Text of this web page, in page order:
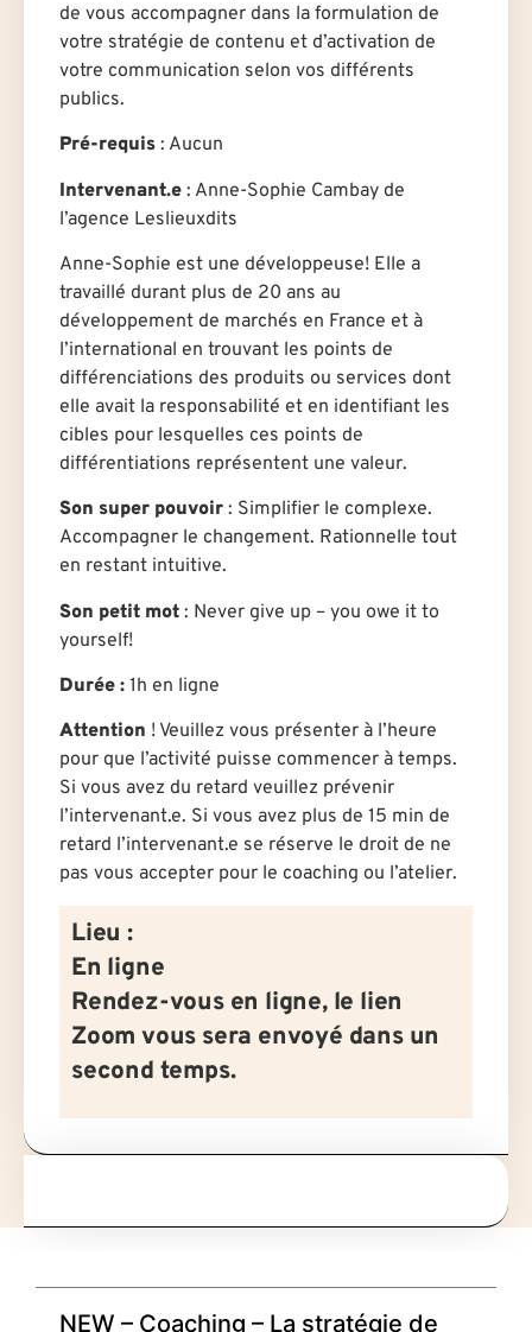
de vous accompagner dans la formulation de
votre stratégie de contenu et d’activation de
votre communication selon vos différents
publics.
Pré-requis : Aucun
Intervenant.e : Anne-Sophie Cambay de
l’agence Leslieuxdits
Anne-Sophie est une développeuse! Elle a
travaillé durant plus de 20 ans au
développement de marchés en France et à
l’international en trouvant les points de
différenciations des produits ou services dont
elle avait la responsabilité et en identifiant les
cibles pour lesquelles ces points de
différentiations représentent une valeur.
Son super pouvoir : Simplifier le complexe.
Accompagner le changement. Rationnelle tout
en restant intuitive.
Son petit mot : Never give up – you owe it to
yourself!
Durée : 1h en ligne
Attention ! Veuillez vous présenter à l’heure
pour que l’activité puisse commencer à temps.
Si vous avez du retard veuillez prévenir
l’intervenant.e. Si vous avez plus de 15 min de
retard l’intervenant.e se réserve le droit de ne
pas vous accepter pour le coaching ou l’atelier.
Lieu :
En ligne
Rendez-vous en ligne, le lien
Zoom vous sera envoyé dans un
second temps.
NEW – Coaching – La stratégie de